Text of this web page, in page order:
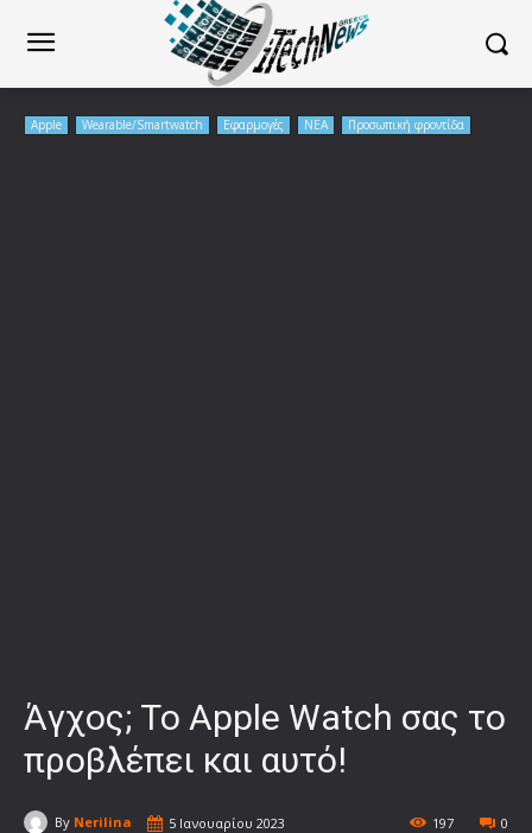
Apple Wearable/Smartwatch Εφαρμογές ΝΕΑ Προσωπική φροντίδα
Άγχος; Το Apple Watch σας το
προβλέπει και αυτό!
By Nerilina 5 Ιανουαρίου 2023 0
197